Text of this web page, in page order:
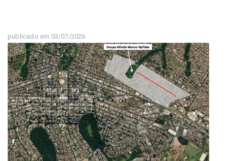
publicado em 03/07/2026